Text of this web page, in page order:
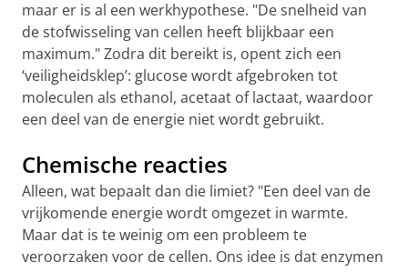
maar er is al een werkhypothese. "De snelheid van
de stofwisseling van cellen heeft blijkbaar een
maximum." Zodra dit bereikt is, opent zich een
‘veiligheidsklep’: glucose wordt afgebroken tot
moleculen als ethanol, acetaat of lactaat, waardoor
een deel van de energie niet wordt gebruikt.
Chemische reacties
Alleen, wat bepaalt dan die limiet? "Een deel van de
vrijkomende energie wordt omgezet in warmte.
Maar dat is te weinig om een probleem te
veroorzaken voor de cellen. Ons idee is dat enzymen